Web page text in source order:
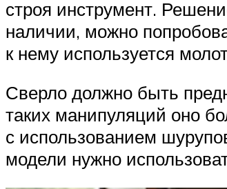
строя инструмент.
наличии, можно
к нему используется
Сверло должно быть
таких манипуляций оно
с использованием
модели нужно